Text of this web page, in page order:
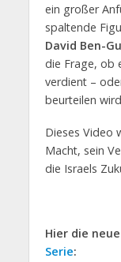
ein großer
spaltende
David Ben-
die Frage, ob
verdient –
beurteilen
Dieses Video
Macht, sein
die Israels
Hier die
Serie: